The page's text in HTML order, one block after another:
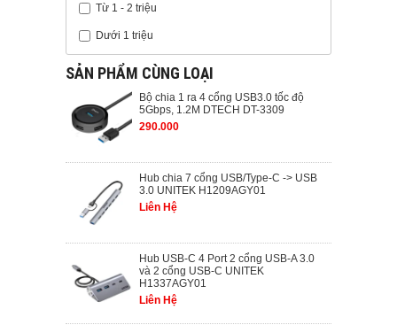
Từ 1 - 2 triệu
Dưới 1 triệu
SẢN PHẨM CÙNG LOẠI
Bộ chia 1 ra 4 cổng USB3.0 tốc độ
5Gbps, 1.2M DTECH DT-3309
290.000
Hub chia 7 cổng USB/Type-C -> USB
3.0 UNITEK H1209AGY01
Liên Hệ
Hub USB-C 4 Port 2 cổng USB-A 3.0
và 2 cổng USB-C UNITEK
H1337AGY01
Liên Hệ